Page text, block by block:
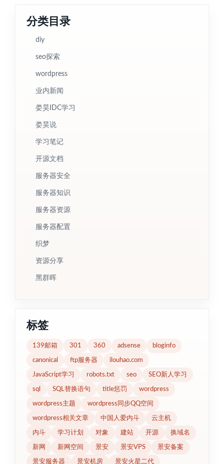
分类目录
diy
seo探索
wordpress
业内新闻
娄昊IDC学习
娄昊说
学习笔记
开源文档
服务器安全
服务器知识
服务器资源
服务器配置
织梦
资源分享
黑群晖
标签
139邮箱 301 360 adsense bloginfo
canonical ftp服务器 ilouhao.com
JavaScript学习 robots.txt seo SEO新人学习
sql SQL替换语句 title惩罚 wordpress
wordpress主题 wordpress同步QQ空间
wordpress相关文章 中国人爱内斗 云主机
内斗 学习计划 对象 建站 开源 换域名
新网 新网空间 景安 景安VPS 景安备案
景安服务器 景安机房 景安火星二代